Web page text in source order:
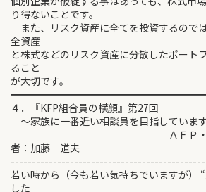
り得ないことです。
また、リスク資産に全てを投資するので
全資産
と株式などのリスク資産に分散したポート
ること
が大切です。
４．『KFP組合員の横顔』第27回
～家族に一番近い相談員を目指していま
ＡＦＰ・宅地建物
者：加藤 道夫
若い時から（今も若い気持ちでいますが）
した